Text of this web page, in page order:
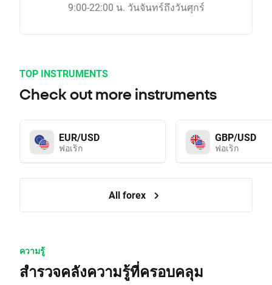
9:00-22:00 น. วันจันทร์ถึงวันศุกร์
TOP INSTRUMENTS
Check out more instruments
EUR/USD
ฟอเร็ก
GBP/USD
ฟอเร็ก
All forex
ความรู้
สำรวจคลังความรู้ที่ครอบคลุม